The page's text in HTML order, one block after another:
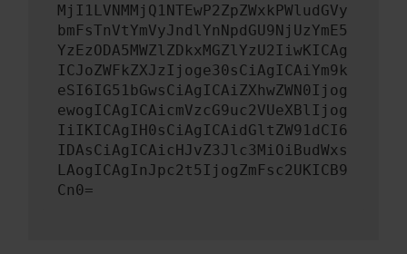
MjI1LVNMMjQ1NTEwP2ZpZWxkPWludGVy
bmFsTnVtYmVyJndlYnNpdGU9NjUzYmE5
YzEzODA5MWZlZDkxMGZlYzU2IiwKICAg
ICJoZWFkZXJzIjoge30sCiAgICAiYm9k
eSI6IG51bGwsCiAgICAiZXhwZWN0Ijog
ewogICAgICAicmVzcG9uc2VUeXBlIjog
IiIKICAgIH0sCiAgICAidGltZW91dCI6
IDAsCiAgICAicHJvZ3Jlc3MiOiBudWxs
LAogICAgInJpc2t5IjogZmFsc2UKICB9
Cn0=